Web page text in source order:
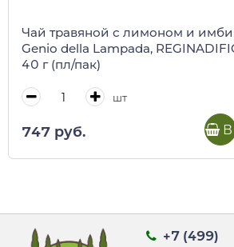
Чай травяной с лимоном и
Genio della Lampada,
40 г (пл/пак)
шт
747 руб. В
+7 (499)